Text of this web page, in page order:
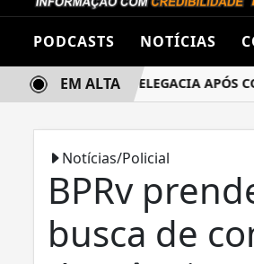
PODCASTS NOTÍCIAS
TERMINA NA DELEGACIA APÓS
EM ALTA
Notícias/Policial
BPRv
busca de